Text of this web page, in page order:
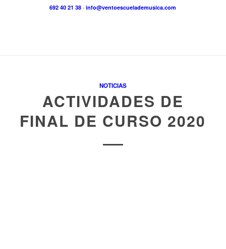
692 40 21 38 ·info@ventoescuelademusica.com
NOTICIAS
ACTIVIDADES DE
FINAL DE CURSO 2020